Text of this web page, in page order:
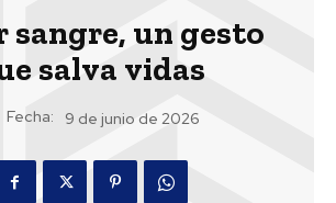
sangre, un gesto
salva vidas
Fecha: 9 de junio de 2026